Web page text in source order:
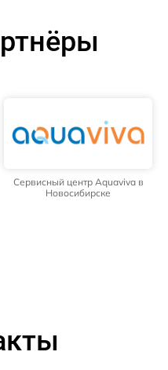
Сервисный центр Aquaviva в
Новосибирске